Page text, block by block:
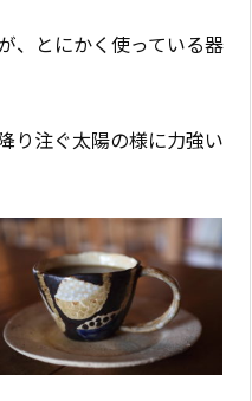
、とにかく使っている器
り注ぐ太陽の様に力強い